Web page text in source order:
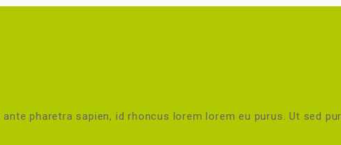
pharetra sapien, id rhoncus lorem lorem eu purus. Ut sed